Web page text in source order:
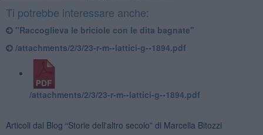
Ti potrebbe interessare anche:
"Raccoglieva le briciole con le dita bagnate"
/attachments/2/3/23-r-m--lattici-g--1894.pdf
/attachments/2/3/23-r-m--lattici-g--1894.pdf
Articoli dal Blog “Storie dell'altro secolo” di Marcella Bitozzi